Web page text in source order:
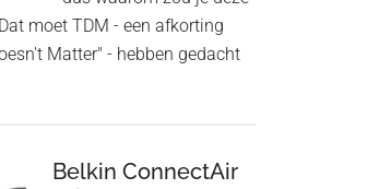
moet TDM - een afkorting
Matter" - hebben gedacht
Belkin ConnectAir